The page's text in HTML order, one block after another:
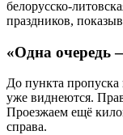
белорусско-
праздников,
«Одна очередь
До пункта пропуска
уже виднеются.
Проезжаем ещё
справа.